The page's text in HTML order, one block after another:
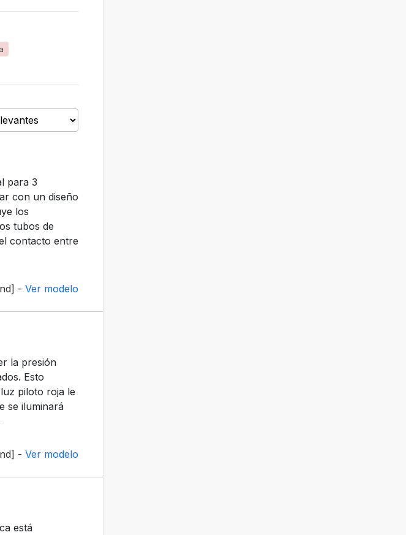
para 3
con un diseño
los
tubos de
contacto entre
- Ver modelo
la presión
Esto
piloto roja le
se iluminará
- Ver modelo
está